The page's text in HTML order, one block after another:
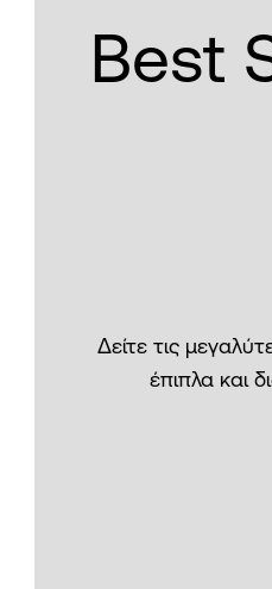
Best
Δείτε τις
έπιπλα και